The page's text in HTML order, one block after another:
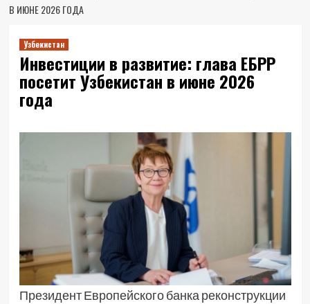
В ИЮНЕ 2026 ГОДА
Узбекистан
Инвестиции в развитие: глава ЕБРР
посетит Узбекистан в июне 2026
года
Президент Европейского банка реконструкции